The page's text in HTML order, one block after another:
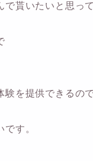
貰いたいと思っ
を提供できるので
す。